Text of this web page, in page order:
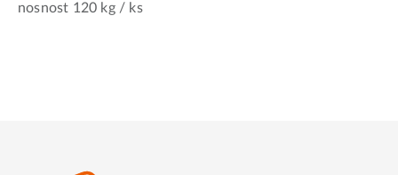
nosnost 120 kg / ks